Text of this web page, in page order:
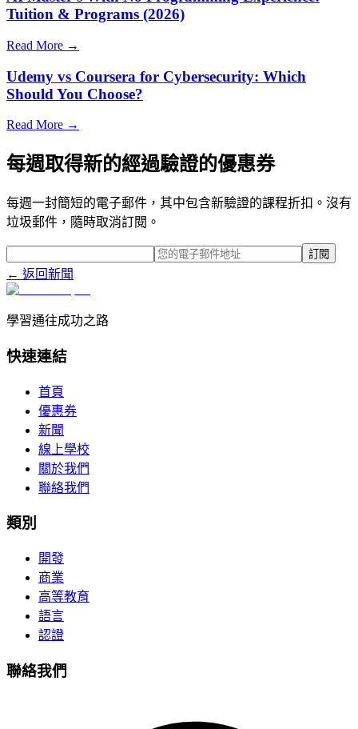
Tuition & Programs (2026)
Read More →
Udemy vs Coursera for Cybersecurity: Which
Should You Choose?
Read More →
每週取得新的經過驗證的優惠券
每週一封簡短的電子郵件，其中包含新驗證的課程折扣。沒有
垃圾郵件，隨時取消訂閱。
訂閱
← 返回新聞
學習通往成功之路
快速連結
首頁
優惠券
新聞
線上學校
關於我們
聯絡我們
類別
開發
商業
高等教育
語言
認證
聯絡我們